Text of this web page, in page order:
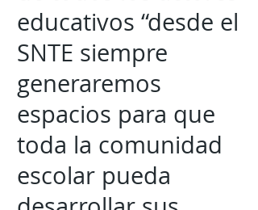
educativos “desde el
SNTE siempre
generaremos
espacios para que
toda la comunidad
escolar pueda